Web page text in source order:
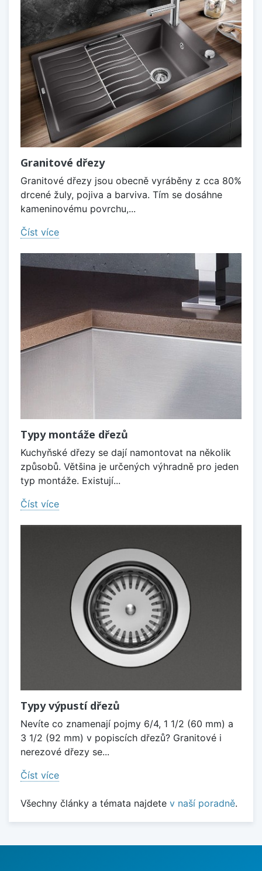
Granitové dřezy
Granitové dřezy jsou obecně vyráběny z cca 80%
drcené žuly, pojiva a barviva. Tím se dosáhne
kameninovému povrchu,...
Číst více
Typy montáže dřezů
Kuchyňské dřezy se dají namontovat na několik
způsobů. Většina je určených výhradně pro jeden
typ montáže. Existují...
Číst více
Typy výpustí dřezů
Nevíte co znamenají pojmy 6/4, 1 1/2 (60 mm) a
3 1/2 (92 mm) v popiscích dřezů? Granitové i
nerezové dřezy se...
Číst více
Všechny články a témata najdete v naší poradně.